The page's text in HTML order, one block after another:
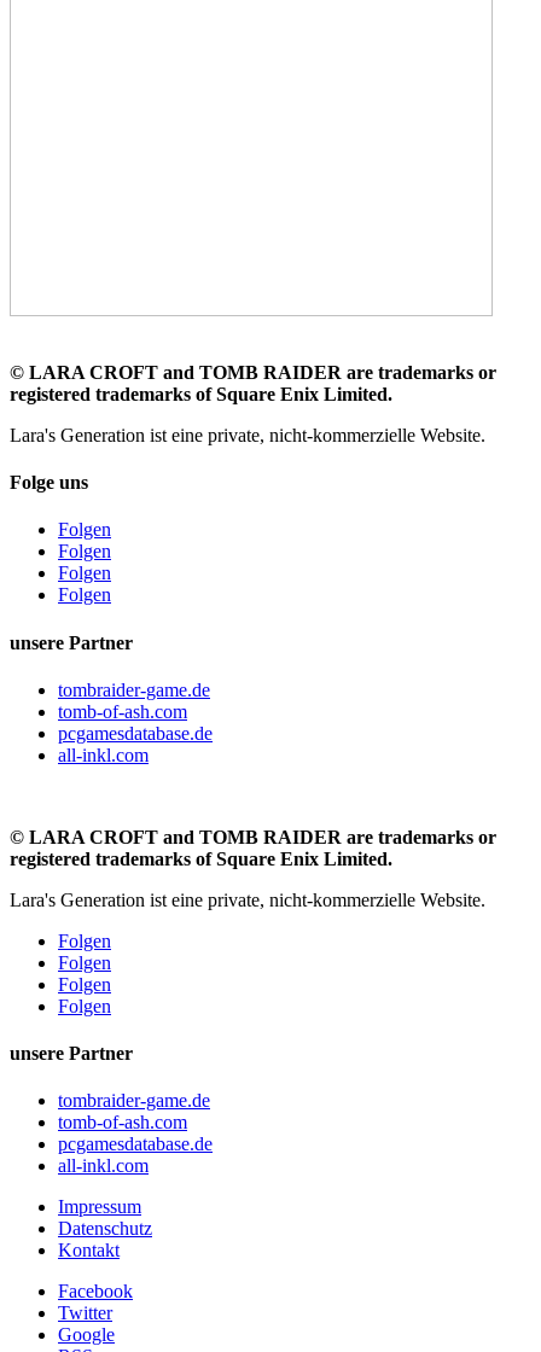
© LARA CROFT and TOMB RAIDER are trademarks or
registered trademarks of Square Enix Limited.
Lara's Generation ist eine private, nicht-kommerzielle Website.
Folge uns
Folgen
Folgen
Folgen
Folgen
unsere Partner
tombraider-game.de
tomb-of-ash.com
pcgamesdatabase.de
all-inkl.com
© LARA CROFT and TOMB RAIDER are trademarks or
registered trademarks of Square Enix Limited.
Lara's Generation ist eine private, nicht-kommerzielle Website.
Folgen
Folgen
Folgen
Folgen
unsere Partner
tombraider-game.de
tomb-of-ash.com
pcgamesdatabase.de
all-inkl.com
Impressum
Datenschutz
Kontakt
Facebook
Twitter
Google